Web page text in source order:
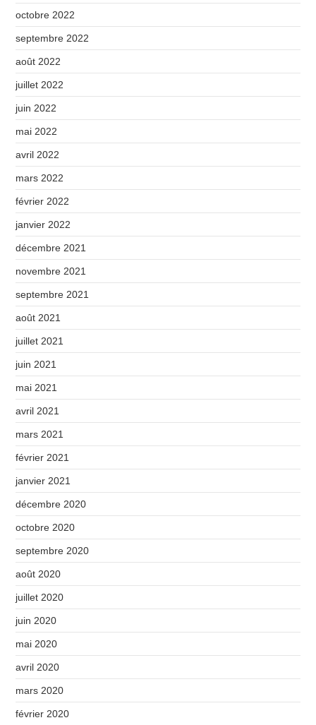
octobre 2022
septembre 2022
août 2022
juillet 2022
juin 2022
mai 2022
avril 2022
mars 2022
février 2022
janvier 2022
décembre 2021
novembre 2021
septembre 2021
août 2021
juillet 2021
juin 2021
mai 2021
avril 2021
mars 2021
février 2021
janvier 2021
décembre 2020
octobre 2020
septembre 2020
août 2020
juillet 2020
juin 2020
mai 2020
avril 2020
mars 2020
février 2020